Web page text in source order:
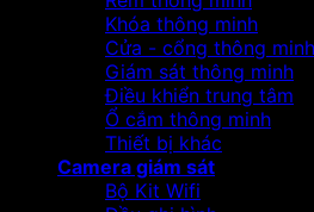
Khóa thông minh
Cửa - cổng thông minh
Giám sát thông minh
Điều khiển trung tâm
Ổ cắm thông minh
Thiết bị khác
Camera giám sát
Bộ Kit Wifi